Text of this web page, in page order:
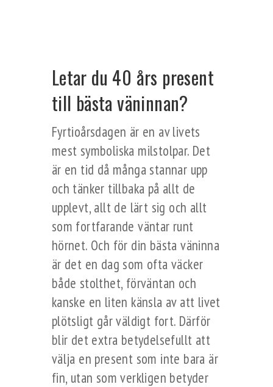
Letar du 40 års present
till bästa väninnan?
Fyrtioårsdagen är en av livets
mest symboliska milstolpar. Det
är en tid då många stannar upp
och tänker tillbaka på allt de
upplevt, allt de lärt sig och allt
som fortfarande väntar runt
hörnet. Och för din bästa väninna
är det en dag som ofta väcker
både stolthet, förväntan och
kanske en liten känsla av att livet
plötsligt går väldigt fort. Därför
blir det extra betydelsefullt att
välja en present som inte bara är
fin, utan som verkligen betyder